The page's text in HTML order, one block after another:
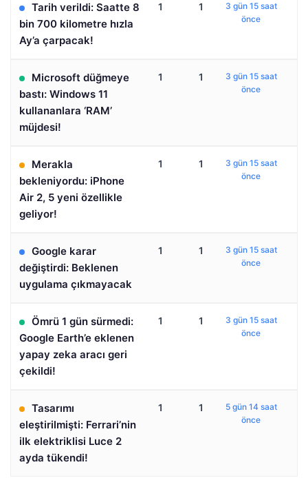
Tarih verildi: Saatte 8
bin 700 kilometre hızla
Ay’a çarpacak!
1 1
3 gün 15 saat
önce
Microsoft düğmeye
bastı: Windows 11
kullananlara ‘RAM’
müjdesi!
1 1
3 gün 15 saat
önce
Merakla
bekleniyordu: iPhone
Air 2, 5 yeni özellikle
geliyor!
1 1
3 gün 15 saat
önce
Google karar
değiştirdi: Beklenen
uygulama çıkmayacak
1 1
3 gün 15 saat
önce
Ömrü 1 gün sürmedi:
Google Earth’e eklenen
yapay zeka aracı geri
çekildi!
1 1
3 gün 15 saat
önce
Tasarımı
eleştirilmişti: Ferrari’nin
ilk elektriklisi Luce 2
ayda tükendi!
1 1
5 gün 14 saat
önce